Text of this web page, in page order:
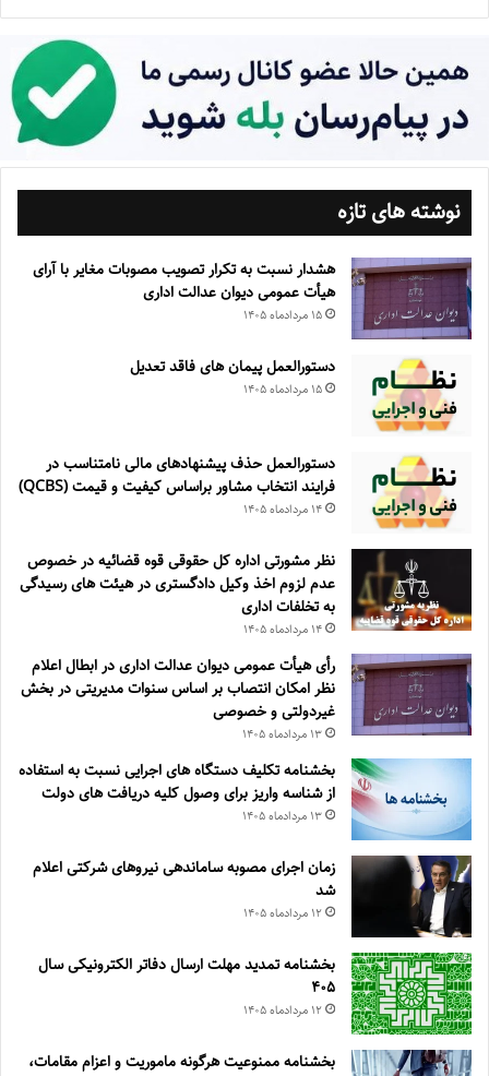
نوشته های تازه
هشدار نسبت به تکرار تصویب مصوبات مغایر با آرای
هیأت عمومی دیوان عدالت اداری
۱۵ مرداد‌ماه ۱۴۰۵
دستورالعمل پیمان های فاقد تعدیل
۱۵ مرداد‌ماه ۱۴۰۵
دستورالعمل حذف پيشنهادهای مالی نامتناسب در
فرايند انتخاب مشاور براساس كيفيت و قيمت (QCBS)
۱۴ مرداد‌ماه ۱۴۰۵
نظر مشورتی اداره کل حقوقی قوه قضائیه در خصوص
عدم لزوم اخذ وکیل دادگستری در هیئت های رسیدگی
به تخلفات اداری
۱۴ مرداد‌ماه ۱۴۰۵
رأی هیأت عمومی دیوان عدالت اداری در ابطال اعلام
نظر امکان انتصاب بر اساس سنوات مدیریتی در بخش
غیردولتی و خصوصی
۱۳ مرداد‌ماه ۱۴۰۵
بخشنامه تکلیف دستگاه های اجرایی نسبت به استفاده
از شناسه واریز برای وصول کلیه دریافت های دولت
۱۳ مرداد‌ماه ۱۴۰۵
زمان اجرای مصوبه ساماندهی نیروهای شرکتی اعلام
شد
۱۲ مرداد‌ماه ۱۴۰۵
بخشنامه تمدید مهلت ارسال دفاتر الکترونیکی سال
۴۰۵
۱۲ مرداد‌ماه ۱۴۰۵
بخشنامه ممنوعیت هرگونه ماموریت و اعزام مقامات،